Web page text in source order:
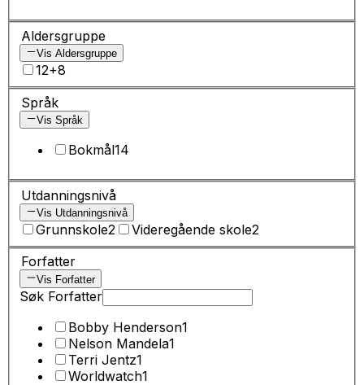
Aldersgruppe
Vis Aldersgruppe
12+8
Språk
Vis Språk
Bokmål14
Utdanningsnivå
Vis Utdanningsnivå
Grunnskole2 Videregående skole2
Forfatter
Vis Forfatter
Søk Forfatter
Bobby Henderson1
Nelson Mandela1
Terri Jentz1
Worldwatch1